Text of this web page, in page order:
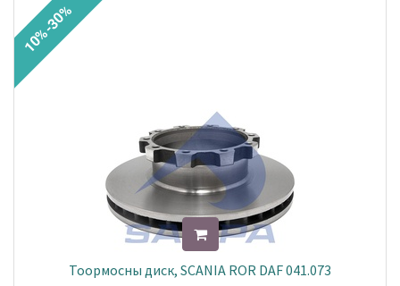
Тоормосны диск, SCANIA ROR DAF 041.073
10%-30%